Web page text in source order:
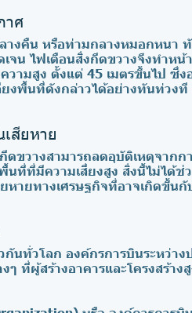
าศ
างคืน หรือท่ามกลางหมอกหนา
จน ไฟเตือนสิ่งกีดขวางจึงทำห
วามสูง ตั้งแต่ 45 เมตรขึ้นไป ซึ่ง
งพื้นที่ดังกล่าวได้อย่างทันท่วงที
สียหาย
ดขวางสามารถลดอุบัติเหตุจากก
ที่ที่มีความเสี่ยงสูง สิ่งนี้ไม่ได้
ายทางเศรษฐกิจที่อาจเกิดขึ้นกั
นทั่วโลก องค์กรการบินระหว่าง
ที่ผู้สร้างอาคารและโครงสร้าง